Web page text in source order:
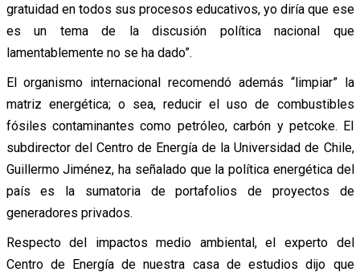
gratuidad en todos sus procesos educativos, yo diría que ese
es un tema de la discusión política nacional que
lamentablemente no se ha dado”.
El organismo internacional recomendó además “limpiar” la
matriz energética; o sea, reducir el uso de combustibles
fósiles contaminantes como petróleo, carbón y petcoke. El
subdirector del Centro de Energía de la Universidad de Chile,
Guillermo Jiménez, ha señalado que la política energética del
país es la sumatoria de portafolios de proyectos de
generadores privados.
Respecto del impactos medio ambiental, el experto del
Centro de Energía de nuestra casa de estudios dijo que